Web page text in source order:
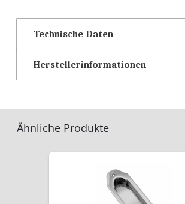
Technische Daten
Herstellerinformationen
Ähnliche Produkte